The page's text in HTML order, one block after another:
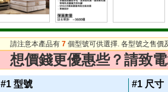
請注意本產品有 7 個型號可供選擇. 各型號之售價
想價錢更優惠些？請致
#1 型號 #1 尺寸